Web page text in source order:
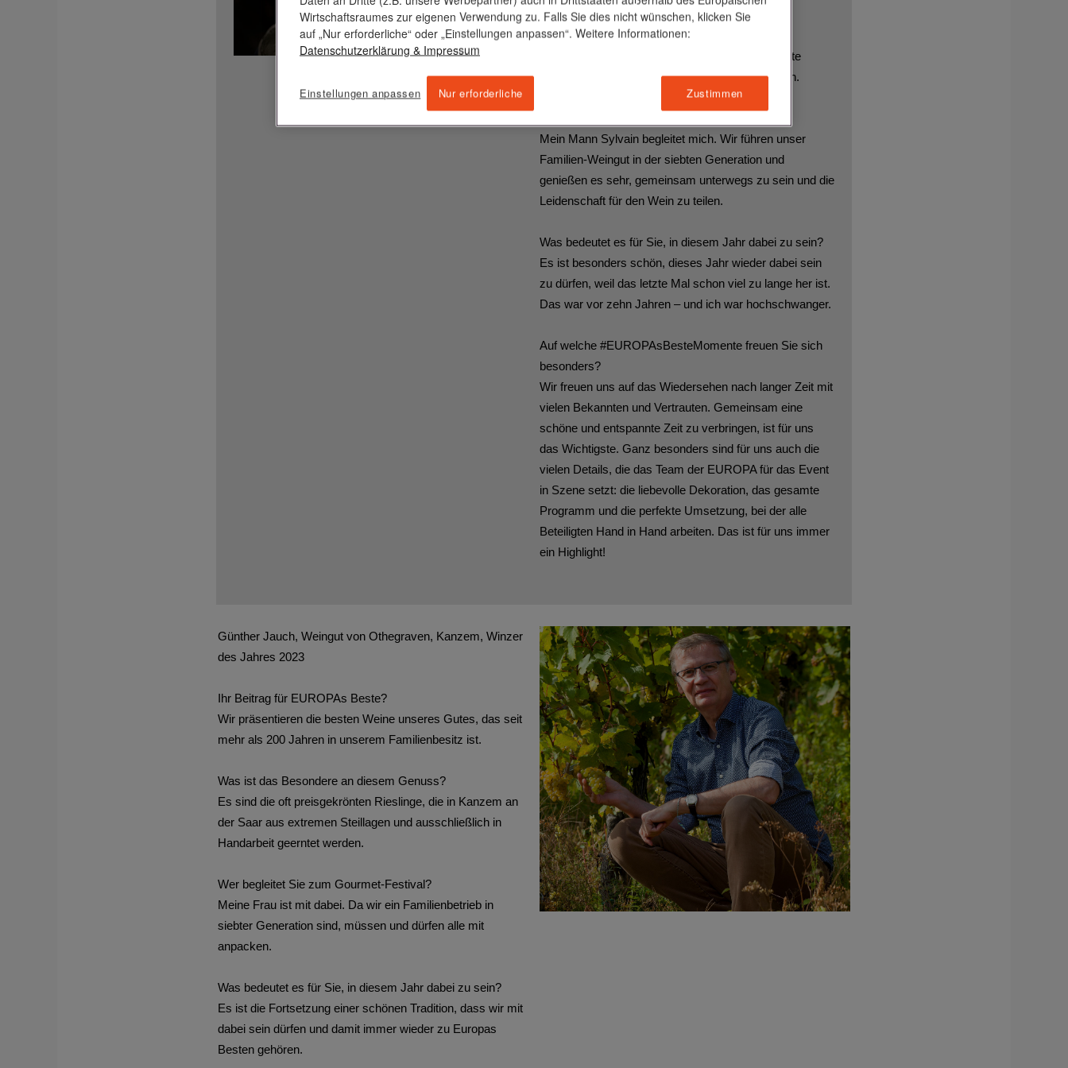
Was ist das Besondere an diesem Genuss?
Authentische und mit viel Liebe zum Detail kreierte
Weine, die die Geschichte ihrer Herkunft erzählen.
Mein Mann Sylvain begleitet mich. Wir führen unser
Familien-Weingut in der siebten Generation und
genießen es sehr, gemeinsam unterwegs zu sein und die
Leidenschaft für den Wein zu teilen.
Was bedeutet es für Sie, in diesem Jahr dabei zu sein?
Es ist besonders schön, dieses Jahr wieder dabei sein
zu dürfen, weil das letzte Mal schon viel zu lange her ist.
Das war vor zehn Jahren – und ich war hochschwanger.
Auf welche #EUROPAsBesteMomente freuen Sie sich
besonders?
Wir freuen uns auf das Wiedersehen nach langer Zeit mit
vielen Bekannten und Vertrauten. Gemeinsam eine
schöne und entspannte Zeit zu verbringen, ist für uns
das Wichtigste. Ganz besonders sind für uns auch die
vielen Details, die das Team der EUROPA für das Event
in Szene setzt: die liebevolle Dekoration, das gesamte
Programm und die perfekte Umsetzung, bei der alle
Beteiligten Hand in Hand arbeiten. Das ist für uns immer
ein Highlight!
Günther Jauch, Weingut von Othegraven, Kanzem, Winzer
des Jahres 2023
Ihr Beitrag für EUROPAs Beste?
Wir präsentieren die besten Weine unseres Gutes, das seit
mehr als 200 Jahren in unserem Familienbesitz ist.
Was ist das Besondere an diesem Genuss?
Es sind die oft preisgekrönten Rieslinge, die in Kanzem an
der Saar aus extremen Steillagen und ausschließlich in
Handarbeit geerntet werden.
Wer begleitet Sie zum Gourmet-Festival?
Meine Frau ist mit dabei. Da wir ein Familienbetrieb in
siebter Generation sind, müssen und dürfen alle mit
anpacken.
Was bedeutet es für Sie, in diesem Jahr dabei zu sein?
Es ist die Fortsetzung einer schönen Tradition, dass wir mit
dabei sein dürfen und damit immer wieder zu Europas
Besten gehören.
Wirtschaftsraumes zur eigenen Verwendung zu. Falls Sie dies nicht wünschen, klicken Sie
auf „Nur erforderliche“ oder „Einstellungen anpassen“. Weitere Informationen:
Datenschutzerklärung & Impressum
Einstellungen anpassen Nur erforderliche Zustimmen